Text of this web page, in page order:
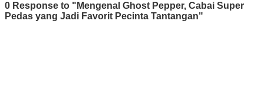
0 Response to "Mengenal Ghost Pepper, Cabai Super
Pedas yang Jadi Favorit Pecinta Tantangan"